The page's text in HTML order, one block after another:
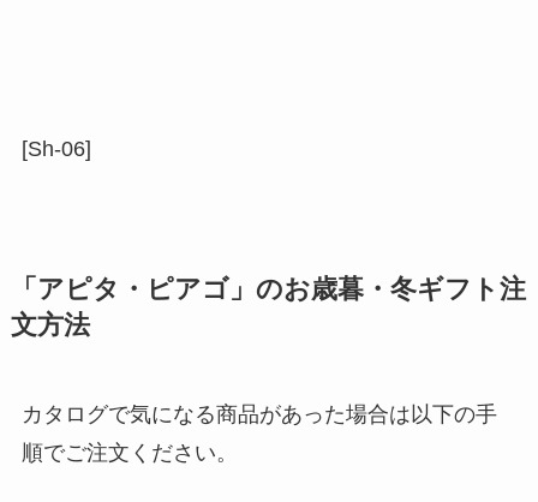
[Sh-06]
「アピタ・ピアゴ」のお歳暮・冬ギフト注
文方法
カタログで気になる商品があった場合は以下の手
順でご注文ください。